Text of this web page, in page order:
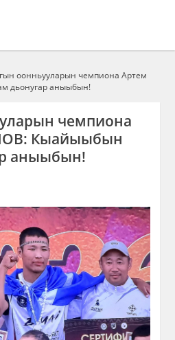
оонньууларын чемпиона Артем
дьонугар аныыбын!
чемпиона
Кыайыыбын
аныыбын!